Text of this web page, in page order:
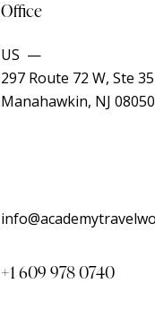
Office
US —
297 Route 72 W, Ste 35
Manahawkin, NJ 08050
+1 609 978 0740